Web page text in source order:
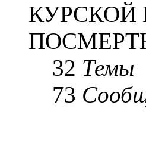
КУРСКОЙ
32 Темы
73